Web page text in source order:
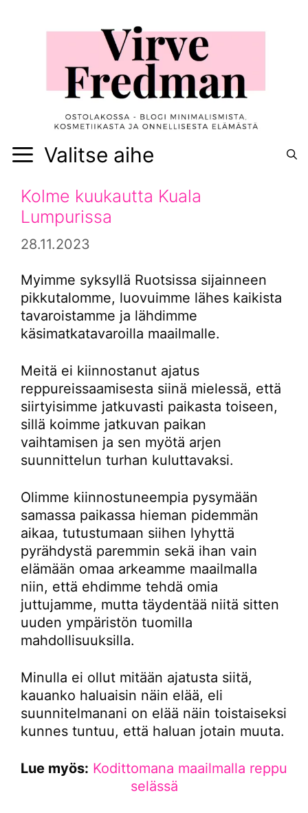
Valitse aihe
Kolme kuukautta Kuala
Lumpurissa
28.11.2023
Myimme syksyllä Ruotsissa sijainneen
pikkutalomme, luovuimme lähes kaikista
tavaroistamme ja lähdimme
käsimatkatavaroilla maailmalle.
Meitä ei kiinnostanut ajatus
reppureissaamisesta siinä mielessä, että
siirtyisimme jatkuvasti paikasta toiseen,
sillä koimme jatkuvan paikan
vaihtamisen ja sen myötä arjen
suunnittelun turhan kuluttavaksi.
Olimme kiinnostuneempia pysymään
samassa paikassa hieman pidemmän
aikaa, tutustumaan siihen lyhyttä
pyrähdystä paremmin sekä ihan vain
elämään omaa arkeamme maailmalla
niin, että ehdimme tehdä omia
juttujamme, mutta täydentää niitä sitten
uuden ympäristön tuomilla
mahdollisuuksilla.
Minulla ei ollut mitään ajatusta siitä,
kauanko haluaisin näin elää, eli
suunnitelmanani on elää näin toistaiseksi
kunnes tuntuu, että haluan jotain muuta.
Lue myös: Kodittomana maailmalla reppu
selässä